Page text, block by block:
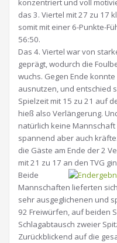
konzentriert und voll
das 3. Viertel mit 27 zu 17
somit mit einer 6-Punkte-
56:50.
Das 4. Viertel war von
geprägt, wodurch die
wuchs. Gegen Ende
ausnutzen, und entschied
Spielzeit mit 15 zu 21 auf
hieß also Verlängerung.
natürlich keine
spannend aber auch
die Gäste am Ende der 2
mit 21 zu 17 an den TVG
Beide
Mannschaften lieferten
sehr ausgeglichenen und
92 Freiwürfen, auf beiden
Schlagabtausch zweier
Zurückblickend auf die